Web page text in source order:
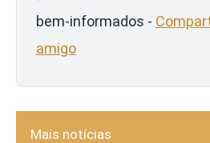
bem-informados -
amigo
Mais notícias